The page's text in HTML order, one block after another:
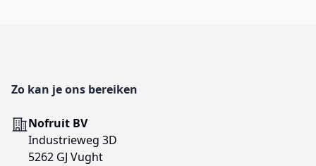
Zo kan je ons bereiken
AdresNofruit BV
Industrieweg 3D
5262 GJ Vught